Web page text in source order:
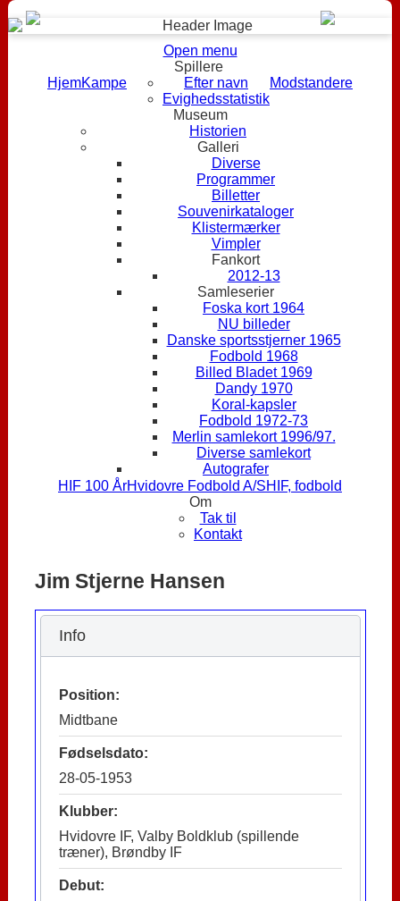
Open menu
HjemKampe
Spillere
Efter navn
Evighedsstatistik
Modstandere
Museum
Historien
Galleri
Diverse
Programmer
Billetter
Souvenirkataloger
Klistermærker
Vimpler
Fankort
2012-13
Samleserier
Foska kort 1964
NU billeder
Danske sportsstjerner 1965
Fodbold 1968
Billed Bladet 1969
Dandy 1970
Koral-kapsler
Fodbold 1972-73
Merlin samlekort 1996/97.
Diverse samlekort
Autografer
HIF 100 ÅrHvidovre Fodbold A/SHIF, fodbold
Om
Tak til
Kontakt
Jim Stjerne Hansen
Info
Position:
Midtbane
Fødselsdato:
28-05-1953
Klubber:
Hvidovre IF, Valby Boldklub (spillende
træner), Brøndby IF
Debut: